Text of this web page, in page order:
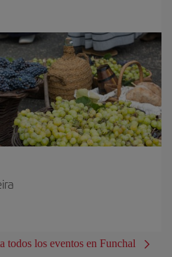
todos los eventos en Funchal